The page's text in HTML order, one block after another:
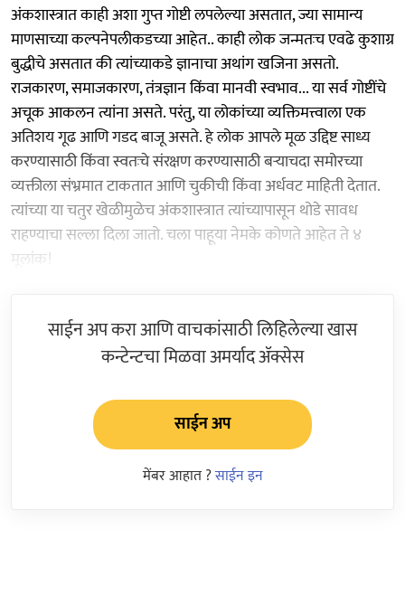
अंकशास्त्रात काही अशा गुप्त गोष्टी लपलेल्या असतात, ज्या सामान्य
माणसाच्या कल्पनेपलीकडच्या आहेत.. काही लोक जन्मतःच एवढे कुशाग्र
बुद्धीचे असतात की त्यांच्याकडे ज्ञानाचा अथांग खजिना असतो.
राजकारण, समाजकारण, तंत्रज्ञान किंवा मानवी स्वभाव... या सर्व गोष्टींचे
अचूक आकलन त्यांना असते. परंतु, या लोकांच्या व्यक्तिमत्त्वाला एक
अतिशय गूढ आणि गडद बाजू असते. हे लोक आपले मूळ उद्दिष्ट साध्य
करण्यासाठी किंवा स्वतःचे संरक्षण करण्यासाठी बऱ्याचदा समोरच्या
व्यक्तीला संभ्रमात टाकतात आणि चुकीची किंवा अर्धवट माहिती देतात.
त्यांच्या या चतुर खेळीमुळेच अंकशास्त्रात त्यांच्यापासून थोडे सावध
राहण्याचा सल्ला दिला जातो. चला पाहूया नेमके कोणते आहेत ते ४
मूलांक!
साईन अप करा आणि वाचकांसाठी लिहिलेल्या खास
कन्टेन्टचा मिळवा अमर्याद ॲक्सेस
साईन अप
मेंबर आहात ?साईन इन